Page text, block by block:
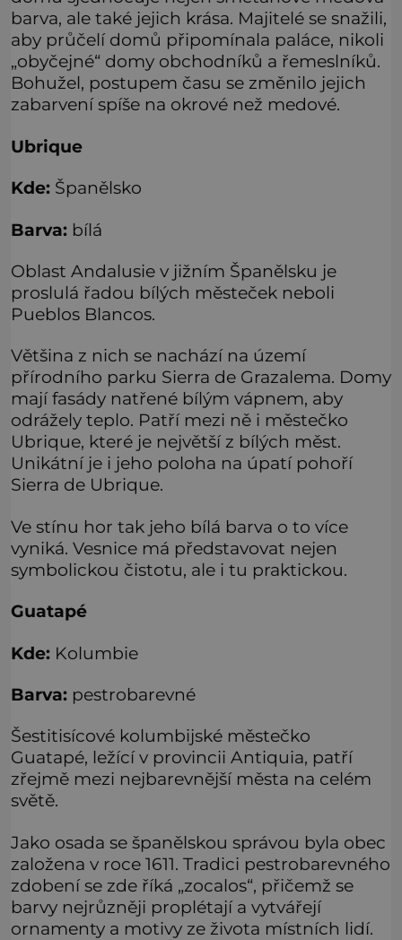
barva, ale také jejich krása. Majitelé se snažili,
aby průčelí domů připomínala paláce, nikoli
„obyčejné“ domy obchodníků a řemeslníků.
Bohužel, postupem času se změnilo jejich
zabarvení spíše na okrové než medové.
Ubrique
Kde: Španělsko
Barva: bílá
Oblast Andalusie v jižním Španělsku je
proslulá řadou bílých městeček neboli
Pueblos Blancos.
Většina z nich se nachází na území
přírodního parku Sierra de Grazalema. Domy
mají fasády natřené bílým vápnem, aby
odrážely teplo. Patří mezi ně i městečko
Ubrique, které je největší z bílých měst.
Unikátní je i jeho poloha na úpatí pohoří
Sierra de Ubrique.
Ve stínu hor tak jeho bílá barva o to více
vyniká. Vesnice má představovat nejen
symbolickou čistotu, ale i tu praktickou.
Guatapé
Kde: Kolumbie
Barva: pestrobarevné
Šestitisícové kolumbijské městečko
Guatapé, ležící v provincii Antiquia, patří
zřejmě mezi nejbarevnější města na celém
světě.
Jako osada se španělskou správou byla obec
založena v roce 1611. Tradici pestrobarevného
zdobení se zde říká „zocalos“, přičemž se
barvy nejrůzněji proplétají a vytvářejí
ornamenty a motivy ze života místních lidí.